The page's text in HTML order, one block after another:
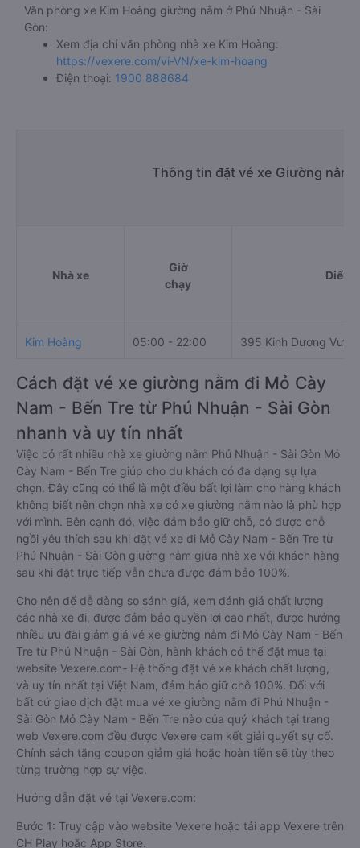
Văn phòng xe Kim Hoàng giường nằm ở Phú Nhuận - Sài
Gòn:
Xem địa chỉ văn phòng nhà xe Kim Hoàng:
https://vexere.com/vi-VN/xe-kim-hoang
Điện thoại: 1900 888684
Thông tin đặt vé xe Giường nằm
Nhà xe
Giờ
chạy
Điểm
Kim Hoàng 05:00 - 22:00 395 Kinh Dương
Cách đặt vé xe giường nằm đi Mỏ Cày
Nam - Bến Tre từ Phú Nhuận - Sài Gòn
nhanh và uy tín nhất
Việc có rất nhiều nhà xe giường nằm Phú Nhuận - Sài Gòn Mỏ
Cày Nam - Bến Tre giúp cho du khách có đa dạng sự lựa
chọn. Đây cũng có thể là một điều bất lợi làm cho hàng khách
không biết nên chọn nhà xe có xe giường nằm nào là phù hợp
với mình. Bên cạnh đó, việc đảm bảo giữ chỗ, có được chỗ
ngồi yêu thích sau khi đặt vé xe đi Mỏ Cày Nam - Bến Tre từ
Phú Nhuận - Sài Gòn giường nằm giữa nhà xe với khách hàng
sau khi đặt trực tiếp vẫn chưa được đảm bảo 100%.
Cho nên để dễ dàng so sánh giá, xem đánh giá chất lượng
các nhà xe đi, được đảm bảo quyền lợi cao nhất, được hưởng
nhiều ưu đãi giảm giá vé xe giường nằm đi Mỏ Cày Nam - Bến
Tre từ Phú Nhuận - Sài Gòn, hành khách có thể đặt mua tại
website Vexere.com- Hệ thống đặt vé xe khách chất lượng,
và uy tín nhất tại Việt Nam, đảm bảo giữ chỗ 100%. Đối với
bất cứ giao dịch đặt mua vé xe giường nằm đi Phú Nhuận -
Sài Gòn Mỏ Cày Nam - Bến Tre nào của quý khách tại trang
web Vexere.com đều được Vexere cam kết giải quyết sự cố.
Chính sách tặng coupon giảm giá hoặc hoàn tiền sẽ tùy theo
từng trường hợp sự việc.
Hướng dẫn đặt vé tại Vexere.com:
Bước 1: Truy cập vào website Vexere hoặc tải app Vexere trên
CH Play hoặc App Store.